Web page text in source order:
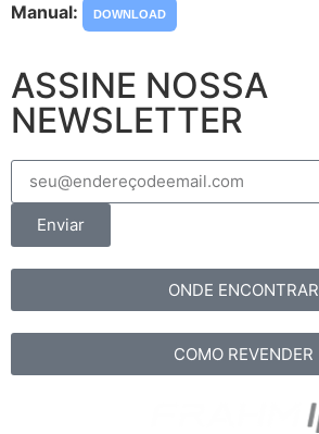
Manual: DOWNLOAD
ASSINE NOSSA
NEWSLETTER
Enviar
ONDE ENCONTRAR
COMO REVENDER